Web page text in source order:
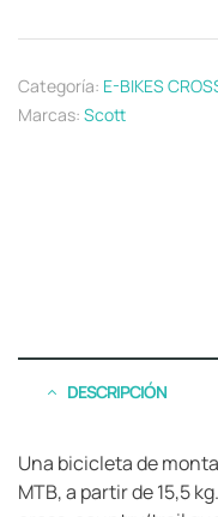
Categoría: E-BIKES
Marcas: Scott
DESCRIPCIÓN
Una bicicleta de
MTB, a partir de 15,5